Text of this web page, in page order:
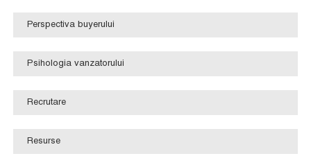
Perspectiva buyerului
Psihologia vanzatorului
Recrutare
Resurse